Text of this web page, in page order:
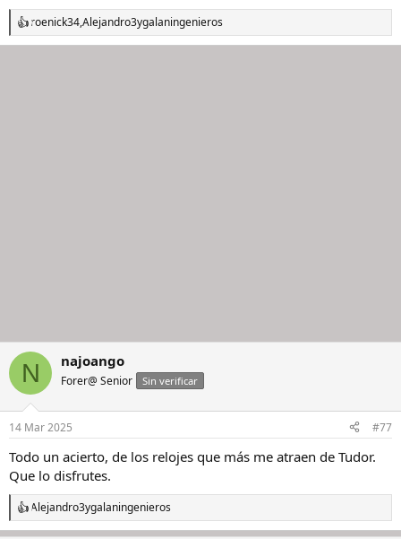
R
e
roenick34,Alejandro3ygalaningenieros
N najoango
Forer@ Senior Sin verificar
14 Mar 2025 #77
Todo un acierto, de los relojes que más me atraen de Tudor.
Que lo disfrutes.
R
e
Alejandro3ygalaningenieros